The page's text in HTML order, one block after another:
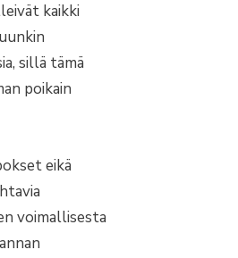
kaikki
sillä tämä
poikain
eikä
voimallisesta